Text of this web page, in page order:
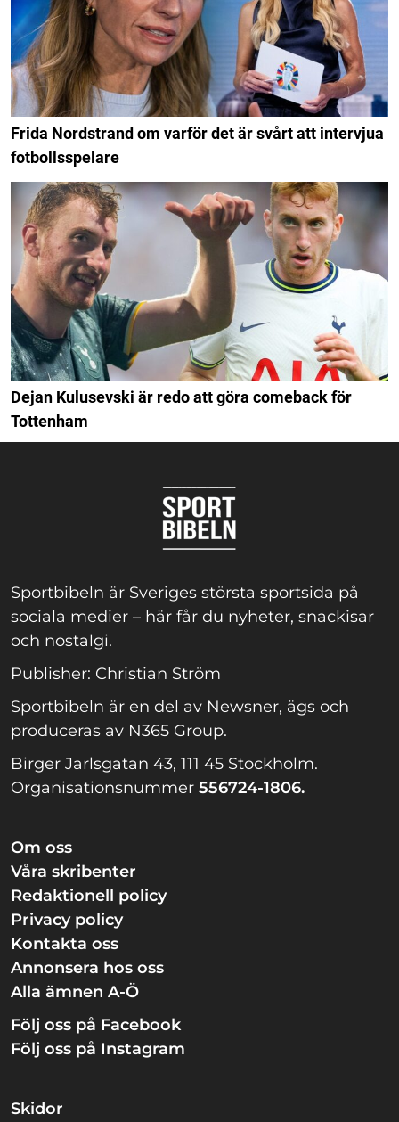
Frida Nordstrand om varför det är svårt att intervjua
fotbollsspelare
Dejan Kulusevski är redo att göra comeback för
Tottenham
Sportbibeln är Sveriges största sportsida på
sociala medier – här får du nyheter, snackisar
och nostalgi.
Publisher: Christian Ström
Sportbibeln är en del av Newsner, ägs och
produceras av N365 Group.
Birger Jarlsgatan 43, 111 45 Stockholm.
Organisationsnummer 556724-1806.
Om oss
Våra skribenter
Redaktionell policy
Privacy policy
Kontakta oss
Annonsera hos oss
Alla ämnen A-Ö
Följ oss på Facebook
Följ oss på Instagram
Skidor